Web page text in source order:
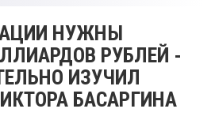
НУЖНЫ
РУБЛЕЙ -
ИЗУЧИЛ
БАСАРГИНА